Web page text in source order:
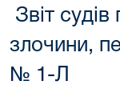
Звіт
злочини,
№ 1-Л